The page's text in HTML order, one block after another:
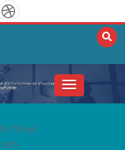
79 64